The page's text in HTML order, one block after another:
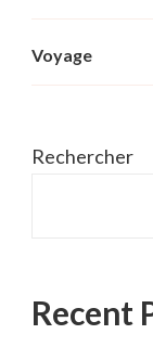
Voyage
Rechercher
Recent